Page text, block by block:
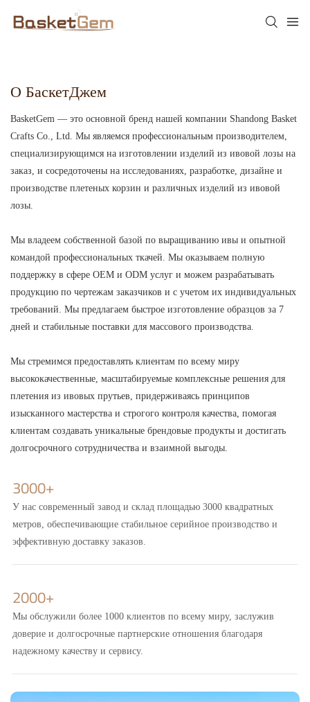
О БаскетДжем
BasketGem — это основной бренд нашей компании Shandong Basket
Crafts Co., Ltd. Мы являемся профессиональным производителем,
специализирующимся на изготовлении изделий из ивовой лозы на
заказ, и сосредоточены на исследованиях, разработке, дизайне и
производстве плетеных корзин и различных изделий из ивовой
лозы.
Мы владеем собственной базой по выращиванию ивы и опытной
командой профессиональных ткачей. Мы оказываем полную
поддержку в сфере OEM и ODM услуг и можем разрабатывать
продукцию по чертежам заказчиков и с учетом их индивидуальных
требований. Мы предлагаем быстрое изготовление образцов за 7
дней и стабильные поставки для массового производства.
Мы стремимся предоставлять клиентам по всему миру
высококачественные, масштабируемые комплексные решения для
плетения из ивовых прутьев, придерживаясь принципов
изысканного мастерства и строгого контроля качества, помогая
клиентам создавать уникальные брендовые продукты и достигать
долгосрочного сотрудничества и взаимной выгоды.
3000+
У нас современный завод и склад площадью 3000 квадратных
метров, обеспечивающие стабильное серийное производство и
эффективную доставку заказов.
2000+
Мы обслужили более 1000 клиентов по всему миру, заслужив
доверие и долгосрочные партнерские отношения благодаря
надежному качеству и сервису.